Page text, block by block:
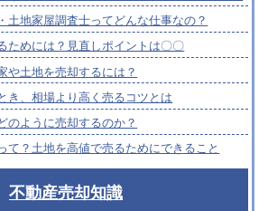
土地家屋調査士ってどんな仕事なの？
ためには？見直しポイントは〇〇
や土地を売却するには？
き、相場より高く売るコツとは
のように売却するのか？
て？土地を高値で売るためにできること
不動産売却知識